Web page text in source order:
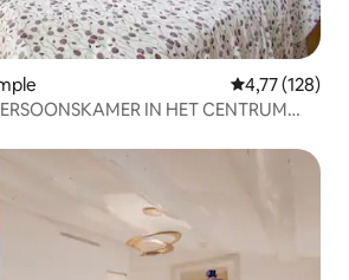
Gemiddelde
4,77 (128)
IN HET CENTRUM